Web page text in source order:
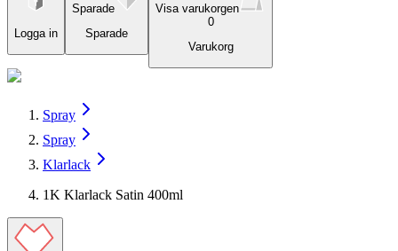
Logga in
Sparade
Sparade
Visa varukorgen
0
Varukorg
Spray
Spray
Klarlack
1K Klarlack Satin 400ml